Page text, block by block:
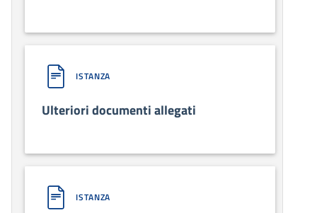
ISTANZA
Ulteriori documenti allegati
ISTANZA